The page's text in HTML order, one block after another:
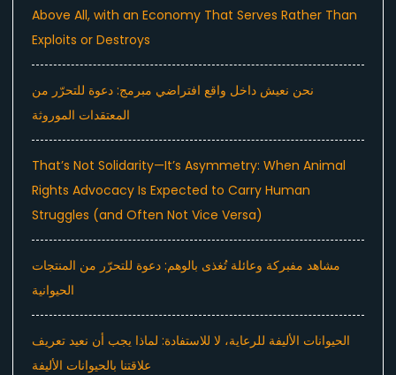
Above All, with an Economy That Serves Rather Than
Exploits or Destroys
نحن نعيش داخل واقع افتراضي مبرمج: دعوة للتحرّر من
المعتقدات الموروثة
That’s Not Solidarity—It’s Asymmetry: When Animal
Rights Advocacy Is Expected to Carry Human
Struggles (and Often Not Vice Versa)
مشاهد مفبركة وعائلة تُغذى بالوهم: دعوة للتحرّر من المنتجات
الحيوانية
الحيوانات الأليفة للرعاية، لا للاستفادة: لماذا يجب أن نعيد تعريف
علاقتنا بالحيوانات الأليفة